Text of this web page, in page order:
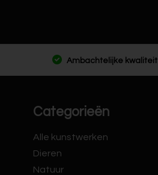
Ambachtelijke kwaliteit
Categorieën
Alle kunstwerken
Dieren
Natuur